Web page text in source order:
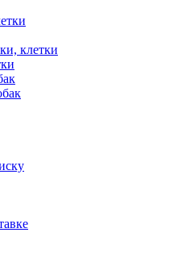
клетки